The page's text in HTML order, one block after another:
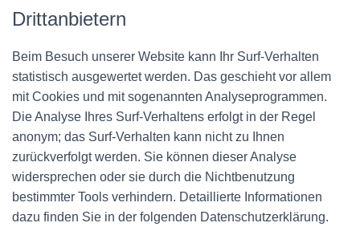
Drittanbietern
Beim Besuch unserer Website kann Ihr Surf-Verhalten
statistisch ausgewertet werden. Das geschieht vor allem
mit Cookies und mit sogenannten Analyseprogrammen.
Die Analyse Ihres Surf-Verhaltens erfolgt in der Regel
anonym; das Surf-Verhalten kann nicht zu Ihnen
zurückverfolgt werden. Sie können dieser Analyse
widersprechen oder sie durch die Nichtbenutzung
bestimmter Tools verhindern. Detaillierte Informationen
dazu finden Sie in der folgenden Datenschutzerklärung.